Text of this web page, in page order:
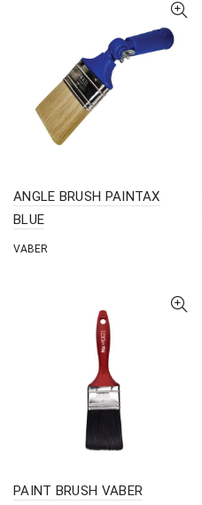
ANGLE BRUSH ΡΑΙΝΤΑΧ
BLUE
VABER
PAINT BRUSH VABER